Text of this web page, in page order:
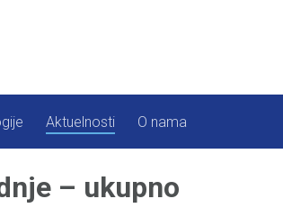
Aktuelnosti O nama
– ukupno